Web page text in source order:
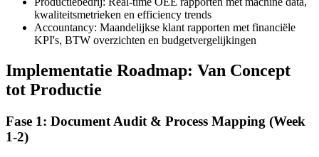
kwaliteitsmetrieken en efficiency trends
Accountancy: Maandelijkse klant rapporten met financiële
KPI's, BTW overzichten en budgetvergelijkingen
Implementatie Roadmap: Van Concept
tot Productie
Fase 1: Document Audit & Process Mapping (Week
1-2)